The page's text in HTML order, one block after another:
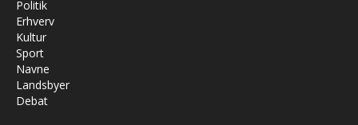
Politik
Erhverv
Kultur
Sport
Navne
Landsbyer
Debat